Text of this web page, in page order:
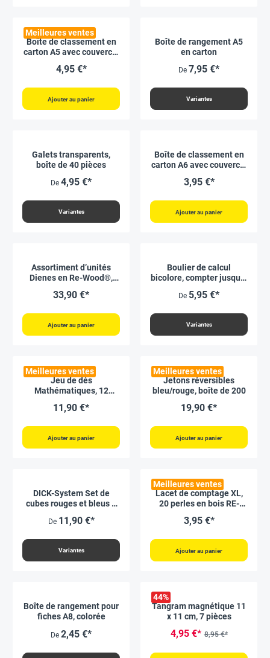
Meilleures ventes
Boîte de classement en
carton A5 avec couvercle
4,95 €*
Ajouter au panier
Boîte de rangement A5
en carton
De 7,95 €*
Variantes
Galets transparents,
boîte de 40 pièces
De 4,95 €*
Variantes
Boîte de classement en
carton A6 avec couvercle
3,95 €*
Ajouter au panier
Assortiment d’unités
Dienes en Re-Wood®,
de rangement
33,90 €*
Ajouter au panier
Boulier de calcul
bicolore, compter jusqu’à
De 5,95 €*
Variantes
Meilleures ventes
Jeu de dés
Mathématiques, 12
11,90 €*
Ajouter au panier
Meilleures ventes
Jetons réversibles
bleu/rouge, boîte de 200
19,90 €*
Ajouter au panier
DICK-System Set de
cubes rouges et bleus à
De 11,90 €*
Variantes
Meilleures ventes
Lacet de comptage XL,
20 perles en bois RE-
3,95 €*
Ajouter au panier
Boîte de rangement pour
fiches A8, colorée
De 2,45 €*
44%
Tangram magnétique 11
x 11 cm, 7 pièces
4,95 €* 8,95 €*